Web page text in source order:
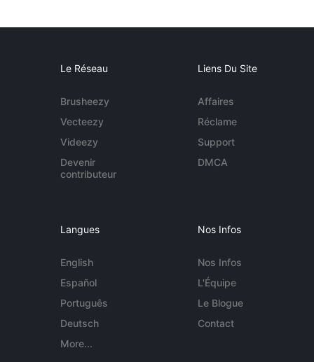
Le Réseau
Brusheezy
Vecteezy
Videezy
Devenir
contributeur
Liens Du Site
Affaires
Réclame
Support
DMCA
Langues
English
Español
Português
Deutsch
More...
Nos Infos
Nos Infos
L'Équipe
Le Blogue
Contact